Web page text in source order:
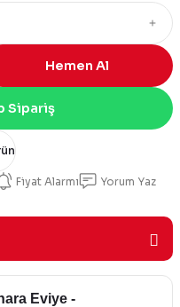
Hemen Al
Sipariş
Fiyat Alarmı Yorum Yaz
Eviye -